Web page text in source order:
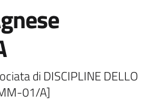
di DISCIPLINE DELLO
01/A]